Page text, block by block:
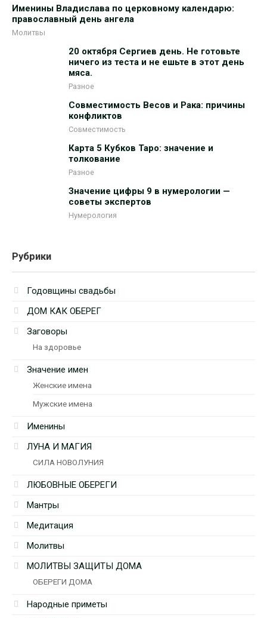
Именины Владислава по церковному календарю:
православный день ангела
Молитвы
20 октября Сергиев день. Не готовьте
ничего из теста и не ешьте в этот день
мяса.
Разное
Совместимость Весов и Рака: причины
конфликтов
Совместимость
Карта 5 Кубков Таро: значение и
толкование
Разное
Значение цифры 9 в нумерологии —
советы экспертов
Нумерология
Рубрики
Годовщины свадьбы
ДОМ КАК ОБЕРЕГ
Заговоры
На здоровье
Значение имен
Женские имена
Мужские имена
Именины
ЛУНА И МАГИЯ
СИЛА НОВОЛУНИЯ
ЛЮБОВНЫЕ ОБЕРЕГИ
Мантры
Медитация
Молитвы
МОЛИТВЫ ЗАЩИТЫ ДОМА
ОБЕРЕГИ ДОМА
Народные приметы